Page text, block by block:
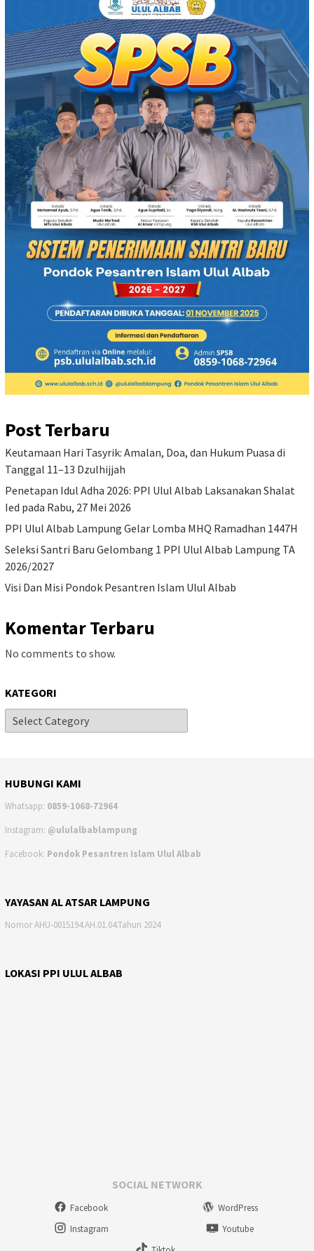
Post Terbaru
Keutamaan Hari Tasyrik: Amalan, Doa, dan Hukum Puasa di
Tanggal 11–13 Dzulhijjah
Penetapan Idul Adha 2026: PPI Ulul Albab Laksanakan Shalat
Ied pada Rabu, 27 Mei 2026
PPI Ulul Albab Lampung Gelar Lomba MHQ Ramadhan 1447H
Seleksi Santri Baru Gelombang 1 PPI Ulul Albab Lampung TA
2026/2027
Visi Dan Misi Pondok Pesantren Islam Ulul Albab
Komentar Terbaru
No comments to show.
KATEGORI
HUBUNGI KAMI
Whatsapp: 0859-1068-72964
Instagram: @ululalbablampung
Facebook: Pondok Pesantren Islam Ulul Albab
YAYASAN AL ATSAR LAMPUNG
Nomor AHU-0015194.AH.01.04.Tahun 2024
LOKASI PPI ULUL ALBAB
SOCIAL NETWORK
Facebook
WordPress
Instagram
Youtube